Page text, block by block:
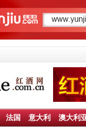
法国 意大利 澳大利